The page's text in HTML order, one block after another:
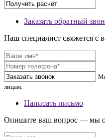
Заказать обратный
Наш специалист свяжется с
лицам.
Написать письмо
Опишите ваш вопрос — мы